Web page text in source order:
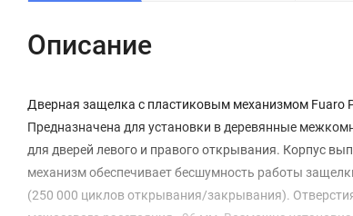
Описание
Дверная защелка с пластиковым механизмом Fuaro
Предназначена для установки в деревянные
для дверей левого и правого открывания. Корпус
механизм обеспечивает бесшумность работы
(250 000 циклов открывания/закрывания).